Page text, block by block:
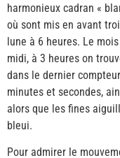
harmonieux cadran «
où sont mis en avant
lune à 6 heures. Le
midi, à 3 heures on
dans le dernier
minutes et secondes,
alors que les fines
bleui.
Pour admirer le